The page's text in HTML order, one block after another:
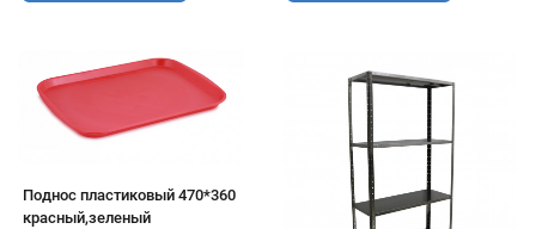
Поднос пластиковый 470*360
красный,зеленый